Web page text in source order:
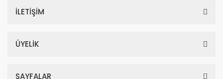
İLETİŞİM
ÜYELİK
SAYFALAR